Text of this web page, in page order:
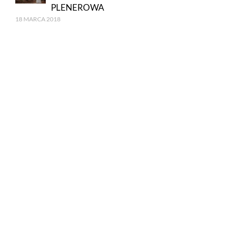
PLENEROWA
18 MARCA 2018